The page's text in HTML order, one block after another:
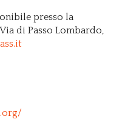
presso la
di Passo Lombardo,